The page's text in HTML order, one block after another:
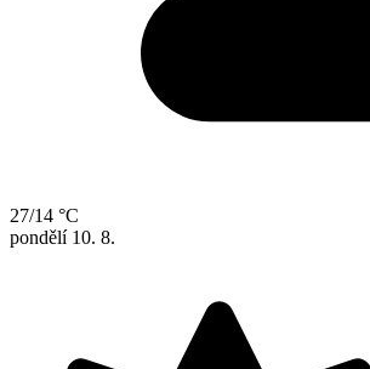
27/14 °C
pondělí 10. 8.